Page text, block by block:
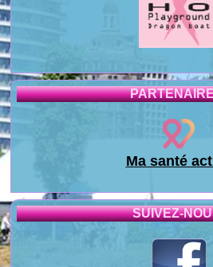
Ma santé
SUIVEZ-